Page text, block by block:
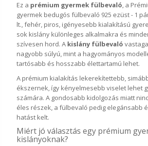
Ez a prémium gyermek fülbevaló, a
gyermek bedugós fülbevaló 925 ezüst - 1
lt., fehér, piros, igényesebb kialakítású
sok kislány különleges alkalmakra és
szívesen hord. A kislány fülbevaló
nagyobb súlyú, mint a hagyományos
tartósabb és hosszabb élettartamú lehet.
A prémium kialakítás lekerekítettebb,
ékszernek, így kényelmesebb viselet lehet
számára. A gondosabb kidolgozás miatt
éles részek, a fülbevaló pedig elegánsabb
hatást kelt.
Miért jó választás egy prémium
kislányoknak?